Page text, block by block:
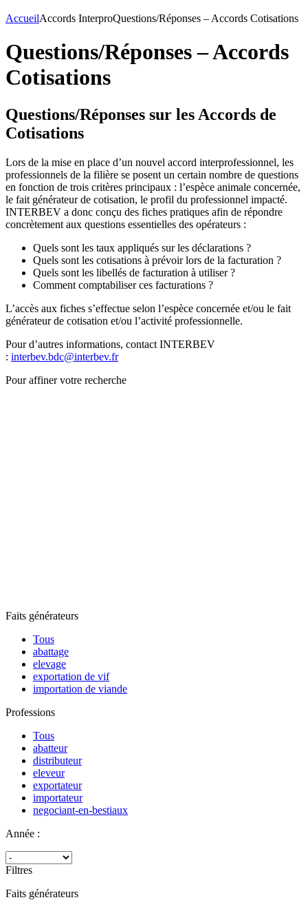
AccueilAccords InterproQuestions/Réponses – Accords Cotisations
Questions/Réponses – Accords
Cotisations
Questions/Réponses sur les Accords de
Cotisations
Lors de la mise en place d’un nouvel accord interprofessionnel, les
professionnels de la filière se posent un certain nombre de questions
en fonction de trois critères principaux : l’espèce animale concernée,
le fait générateur de cotisation, le profil du professionnel impacté.
INTERBEV a donc conçu des fiches pratiques afin de répondre
concrètement aux questions essentielles des opérateurs :
Quels sont les taux appliqués sur les déclarations ?
Quels sont les cotisations à prévoir lors de la facturation ?
Quels sont les libellés de facturation à utiliser ?
Comment comptabiliser ces facturations ?
L’accès aux fiches s’effectue selon l’espèce concernée et/ou le fait
générateur de cotisation et/ou l’activité professionnelle.
Pour d’autres informations, contact INTERBEV
: interbev.bdc@interbev.fr
Pour affiner votre recherche
Faits générateurs
Tous
abattage
elevage
exportation de vif
importation de viande
Professions
Tous
abatteur
distributeur
eleveur
exportateur
importateur
negociant-en-bestiaux
Année :
Filtres
Faits générateurs